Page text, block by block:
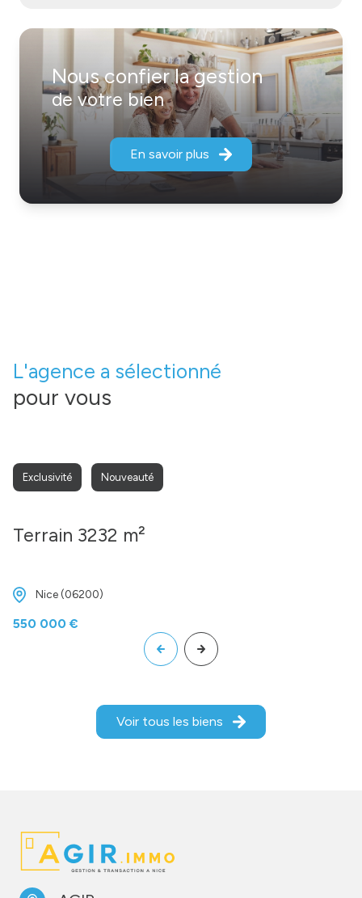
Nous confier la gestion
de votre bien
En savoir plus
L'agence a sélectionné
pour vous
Exclusivité Nouveauté
Terrain 3232 m²
Nice (06200)
550 000 €
Voir tous les biens